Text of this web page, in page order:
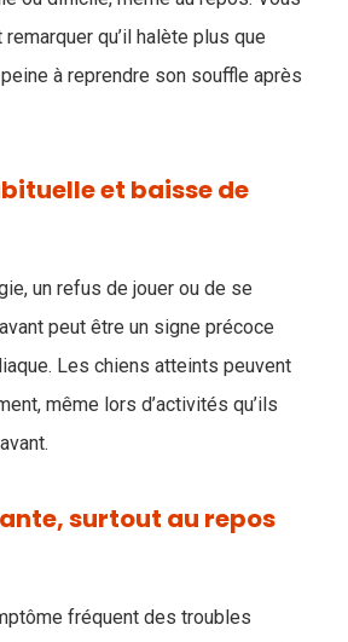
qu’il halète plus que
peine à reprendre son souffle après
et baisse de
un refus de jouer ou de se
peut être un signe précoce
Les chiens atteints peuvent
même lors d’activités qu’ils
surtout au repos
fréquent des troubles